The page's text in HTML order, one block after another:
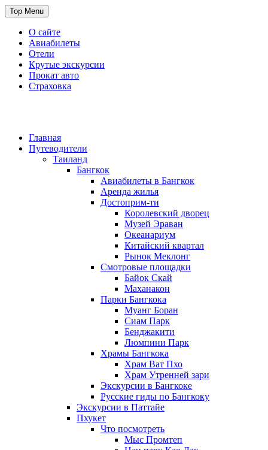
Skip
to
content
Top Menu
О сайте
Авиабилеты
Отели
Крутые экскурсии
Прокат авто
Страховка
Главная
Путеводители
Таиланд
Бангкок
Авиабилеты в Бангкок
Аренда жилья
Достоприм-ти
Королевский дворец
Музей Эраван
Океанариум
Китайский квартал
Рынок Меклонг
Смотровые площадки
Байок Скай
Маханакон
Парки Бангкока
Муанг Боран
Сиам Парк
Бенджакити
Люмпини Парк
Храмы Бангкока
Храм Ват Пхо
Храм Утренней зари
Экскурсии в Бангкоке
Русские гиды по Бангкоку
Экскурсии в Паттайе
Пхукет
Что посмотреть
Мыс Промтеп